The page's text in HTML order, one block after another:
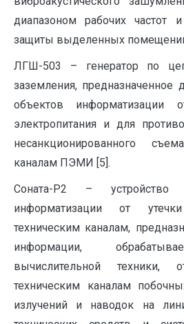
диапазоном рабочих частот
защиты выделенных помещений
ЛГШ-503 – генератор по
заземления, предназначенное
объектов информатизации
электропитания и для
несанкционированного
каналам ПЭМИ [5].
Соната-Р2 – устройство
информатизации от
техническим каналам,
информации,
вычислительной
техническим каналам
излучений и наводок на